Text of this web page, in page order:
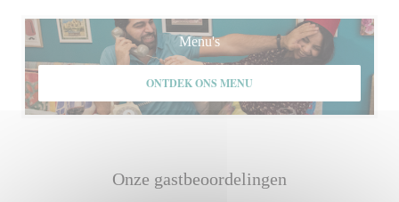
Onze gastbeoordelingen
Menu's
ONTDEK ONS MENU